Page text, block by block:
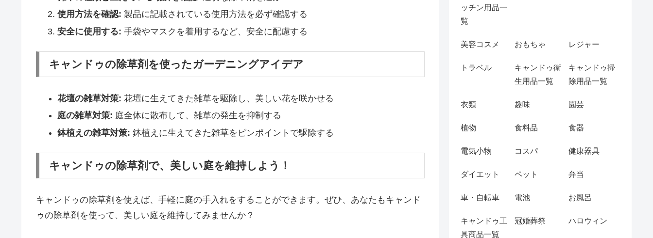
使用方法を確認: 製品に記載されている使用方法を必ず確認する
安全に使用する: 手袋やマスクを着用するなど、安全に配慮する
キャンドゥの除草剤を使ったガーデニングアイデア
花壇の雑草対策: 花壇に生えてきた雑草を駆除し、美しい花を咲かせる
庭の雑草対策: 庭全体に散布して、雑草の発生を抑制する
鉢植えの雑草対策: 鉢植えに生えてきた雑草をピンポイントで駆除する
キャンドゥの除草剤で、美しい庭を維持しよう！
キャンドゥの除草剤を使えば、手軽に庭の手入れをすることができます。ぜひ、あなたもキャンド
ゥの除草剤を使って、美しい庭を維持してみませんか？
ッチン用品一
覧
美容コスメ おもちゃ レジャー
トラベル
キャンドゥ衛
生用品一覧
キャンドゥ掃
除用品一覧
衣類 趣味 園芸
植物 食料品 食器
電気小物 コスパ 健康器具
ダイエット ペット 弁当
車・自転車 電池 お風呂
キャンドゥ工
具商品一覧
冠婚葬祭 ハロウィン